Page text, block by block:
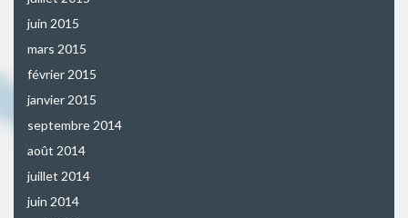
juin 2015
mars 2015
février 2015
janvier 2015
septembre 2014
août 2014
juillet 2014
juin 2014